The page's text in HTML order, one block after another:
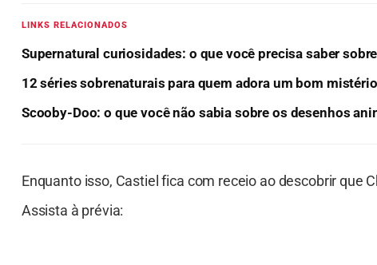
LINKS RELACIONADOS
Supernatural curiosidades: o que você precisa saber
12 séries sobrenaturais para quem adora um bom mistério
Scooby-Doo: o que você não sabia sobre os desenhos
Enquanto isso, Castiel fica com receio ao descobrir que
Assista à prévia: